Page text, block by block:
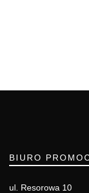
BIURO
ul. Resorowa 10